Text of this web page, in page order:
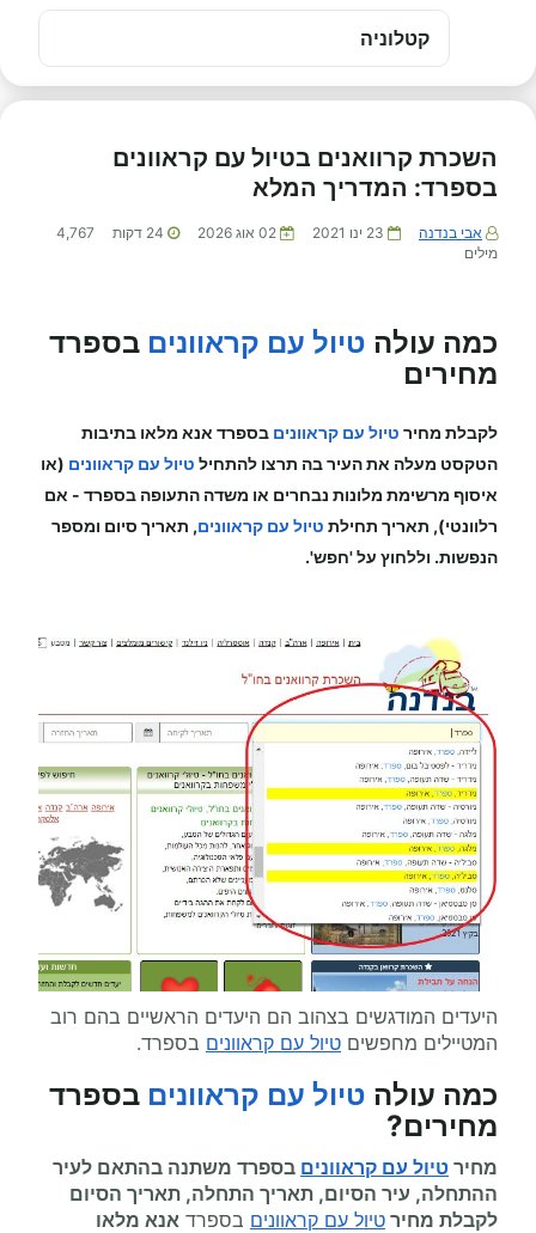
קטלוניה
השכרת קרוואנים בטיול עם קראוונים
בספרד: המדריך המלא
אבי בנדנה 23 ינו 2021 02 אוג 2026 24 דקות
4,767
מילים
כמה עולה טיול עם קראוונים בספרד
מחירים
לקבלת מחיר טיול עם קראוונים בספרד אנא מלאו בתיבות
הטקסט מעלה את העיר בה תרצו להתחיל טיול עם קראוונים (או
איסוף מרשימת מלונות נבחרים או משדה התעופה בספרד - אם
רלוונטי), תאריך תחילת טיול עם קראוונים, תאריך סיום ומספר
הנפשות. וללחוץ על 'חפש'.
היעדים המודגשים בצהוב הם היעדים הראשיים בהם רוב
המטיילים מחפשים טיול עם קראוונים בספרד.
כמה עולה טיול עם קראוונים בספרד
מחירים?
מחיר טיול עם קראוונים בספרד משתנה בהתאם לעיר
ההתחלה, עיר הסיום, תאריך התחלה, תאריך הסיום
לקבלת מחיר טיול עם קראוונים בספרד אנא מלאו